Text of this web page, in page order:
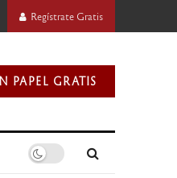
Regístrate Gratis
PAPEL GRATIS